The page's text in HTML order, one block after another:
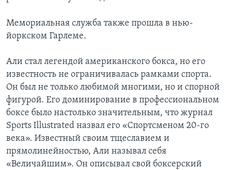
Мемориальная служба также прошла в нью-
йоркском Гарлеме.
Али стал легендой американского бокса, но его
известность не ограничивалась рамками спорта.
Он был не только любимой многими, но и спорной
фигурой. Его доминирование в профессиональном
боксе было настолько значительным, что журнал
Sports Illustrated назвал его «Спортсменом 20-го
века». Известный своим тщеславием и
прямолинейностью, Али называл себя
«Величайшим». Он описывал свой боксерский